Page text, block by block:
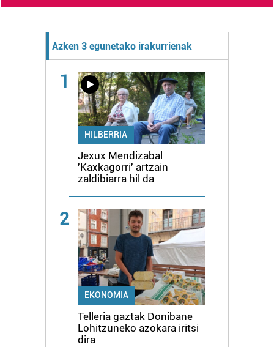
Azken 3 egunetako irakurrienak
1
HILBERRIA
Jexux Mendizabal
'Kaxkagorri' artzain
zaldibiarra hil da
2
EKONOMIA
Telleria gaztak Donibane
Lohitzuneko azokara iritsi
dira